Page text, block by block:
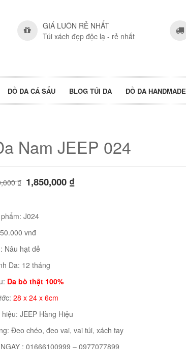
GIÁ LUÔN RẺ NHẤT
Túi xách đẹp độc lạ - rẻ nhất
ĐỒ DA CÁ SẤU BLOG TÚI DA ĐỒ DA HANDMADE
Nam JEEP 024
₫ 1,850,000 ₫
J024
vnđ
Nâu hạt dẻ
Da: 12 tháng
Da bò thật 100%
28 x 24 x 6cm
JEEP Hàng Hiệu
Đeo chéo, đeo vai, vai túi, xách tay
: 01666100999 – 0977077899